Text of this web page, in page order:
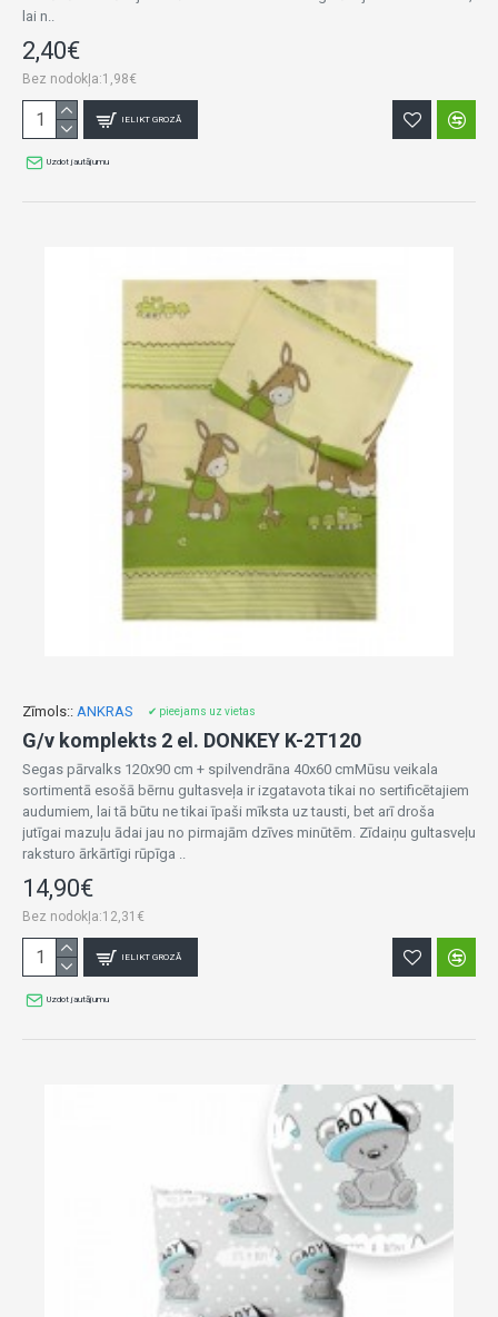
lai n..
2,40€
Bez nodokļa:1,98€
IELIKT GROZĀ
Uzdot jautājumu
Zīmols:: ANKRAS ✔ pieejams uz vietas
G/v komplekts 2 el. DONKEY K-2T120
Segas pārvalks 120x90 cm + spilvendrāna 40x60 cmMūsu veikala
sortimentā esošā bērnu gultasveļa ir izgatavota tikai no sertificētajiem
audumiem, lai tā būtu ne tikai īpaši mīksta uz tausti, bet arī droša
jutīgai mazuļu ādai jau no pirmajām dzīves minūtēm. Zīdaiņu gultasveļu
raksturo ārkārtīgi rūpīga ..
14,90€
Bez nodokļa:12,31€
IELIKT GROZĀ
Uzdot jautājumu